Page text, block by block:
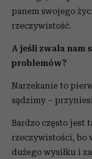
panem swojego
rzeczywistość.
A jeśli zwala nam
problemów?
Narzekanie to
sądzimy –
Bardzo często jest
rzeczywistości, bo
dużego wysiłku i